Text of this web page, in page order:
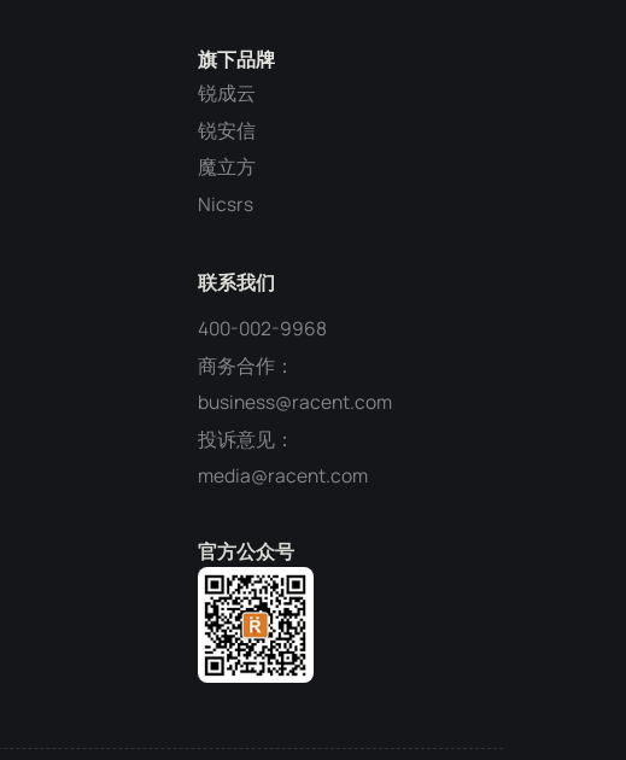
旗下品牌
锐成云
锐安信
魔立方
Nicsrs
联系我们
400-002-9968
商务合作：
business@racent.com
投诉意见：
media@racent.com
官方公众号